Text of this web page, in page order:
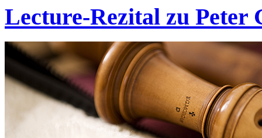
Lecture-Rezital zu Peter